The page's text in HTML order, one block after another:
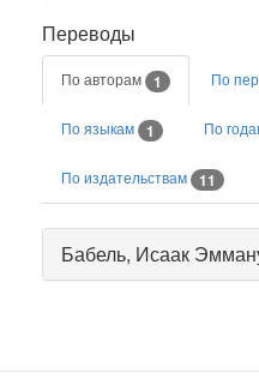
Переводы
По авторам 1 По
По языкам 1 По
По издательствам 11
Бабель, Исаак